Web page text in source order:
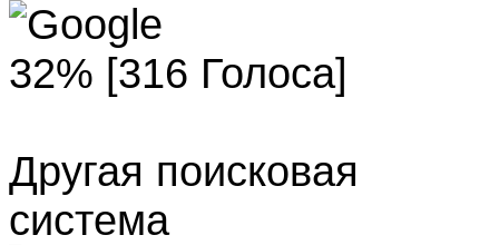
32% [316 Голоса]
Другая поисковая
система